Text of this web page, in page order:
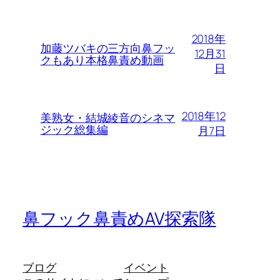
加藤ツバキの三方向鼻フッ
クもあり本格鼻責め動画
2018年
12月31
日
美熟女・結城綾音のシネマ
ジック総集編
2018年12
月7日
鼻フック鼻責めAV探索隊
ブログ
イベント